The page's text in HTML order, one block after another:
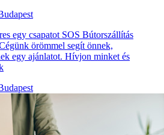
egy csapatot SOS Bútorszállítás
örömmel segít önnek,
egy ajánlatot. Hívjon minket és